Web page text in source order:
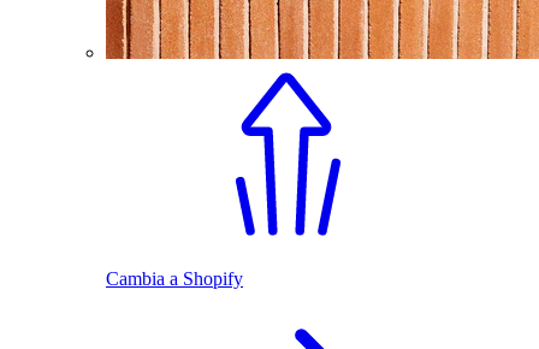
Cambia a Shopify